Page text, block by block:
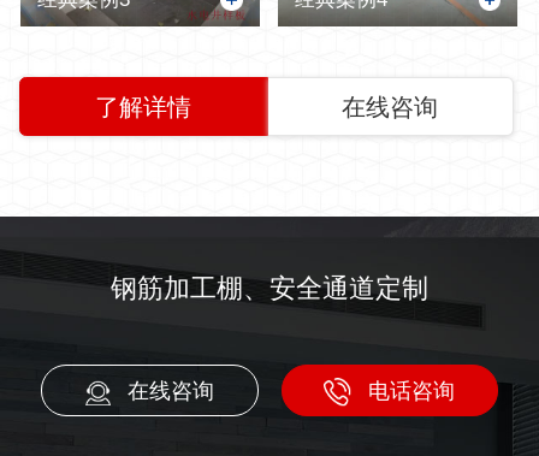
了解详情 在线咨询
钢筋加工棚、安全通道定制
在线咨询 电话咨询